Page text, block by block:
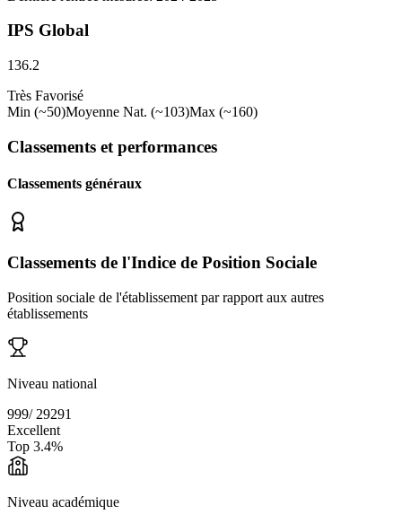
IPS Global
136.2
Très Favorisé
Min (~50)Moyenne Nat. (~103)Max (~160)
Classements et performances
Classements généraux
Classements de l'Indice de Position Sociale
Position sociale de l'établissement par rapport aux autres
établissements
Niveau national
999/ 29291
Excellent
Top 3.4%
Niveau académique